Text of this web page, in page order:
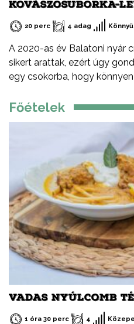
KOVÁSZOSUBORKA-
20 perc 4 adag Könnyű
A 2020-as év Balatoni nyár
sikert arattak, ezért úgy
egy csokorba, hogy
minden időszakában
Főételek
VADAS NYÚLCOMB
1 óra 30 perc 4